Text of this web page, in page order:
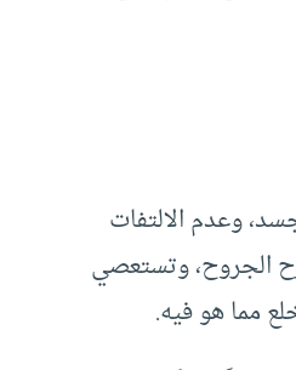
وعدم الالتفات
الجروح، وتستعصي
مما هو فيه.